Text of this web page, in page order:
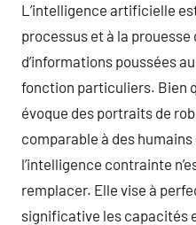
L’intelligence artificielle
processus et à la prouesse
d’informations poussées
fonction particuliers. Bien
évoque des portraits de
comparable à des
l’intelligence contrainte
remplacer. Elle vise à
significative les capacités